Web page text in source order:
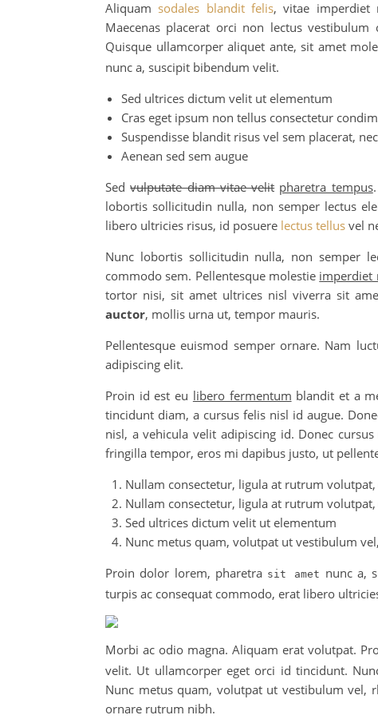
Aliquamsodales blandit felis, vitae imperdiet
Maecenas placerat orci non lectus vestibulum
Quisque ullamcorper aliquet ante, sit amet
nunc a, suscipit bibendum velit.
Sed ultrices dictum velit ut elementum
Cras eget ipsum non tellus consectetur
Suspendisse blandit risus vel sem placerat,
Aenean sed sem augue
Sedvulputate diam vitae velit pharetra tempus
lobortis sollicitudin nulla, non semper lectus
libero ultricies risus, id posuere lectus tellus vel
Nunc lobortis sollicitudin nulla, non semper
commodo sem. Pellentesque molestie imperdiet
tortor nisi, sit amet ultrices nisl viverra sit
auctor, mollis urna ut, tempor mauris.
Pellentesque euismod semper ornare. Nam
adipiscing elit.
Proin id est eu libero fermentum blandit et a
tincidunt diam, a cursus felis nisl id augue.
nisl, a vehicula velit adipiscing id. Donec
fringilla tempor, eros mi dapibus justo, ut
Nullam consectetur, ligula at rutrum
Nullam consectetur, ligula at rutrum
Sed ultrices dictum velit ut elementum
Nunc metus quam, volutpat ut vestibulum
Proin dolor lorem, pharetra sit amet nunc a,
turpis ac consequat commodo, erat libero
Morbi ac odio magna. Aliquam erat volutpat.
velit. Ut ullamcorper eget orci id tincidunt.
Nunc metus quam, volutpat ut vestibulum vel,
ornare rutrum nibh.